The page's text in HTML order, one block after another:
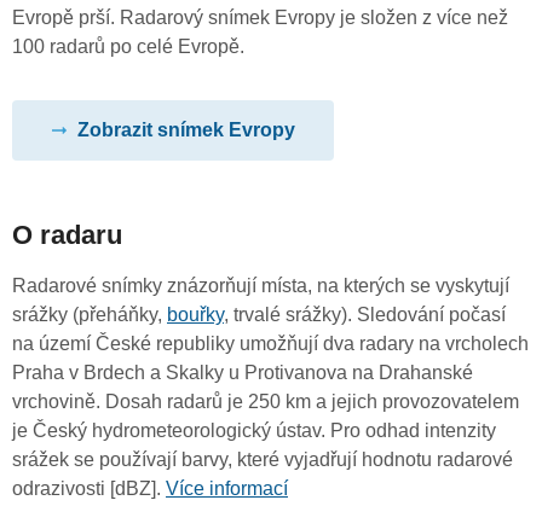
Evropě prší. Radarový snímek Evropy je složen z více než
100 radarů po celé Evropě.
Zobrazit snímek Evropy
O radaru
Radarové snímky znázorňují místa, na kterých se vyskytují
srážky (přeháňky, bouřky, trvalé srážky). Sledování počasí
na území České republiky umožňují dva radary na vrcholech
Praha v Brdech a Skalky u Protivanova na Drahanské
vrchovině. Dosah radarů je 250 km a jejich provozovatelem
je Český hydrometeorologický ústav. Pro odhad intenzity
srážek se používají barvy, které vyjadřují hodnotu radarové
odrazivosti [dBZ]. Více informací